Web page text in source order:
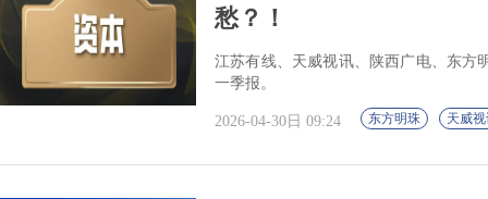
愁？！
江苏有线、天威视讯、陕西广电、东方
一季报。
2026-04-30日 09:24 东方明珠 天威